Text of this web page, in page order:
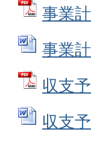
事業
事業
収支
収支